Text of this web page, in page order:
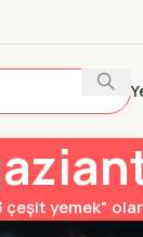
yemek"